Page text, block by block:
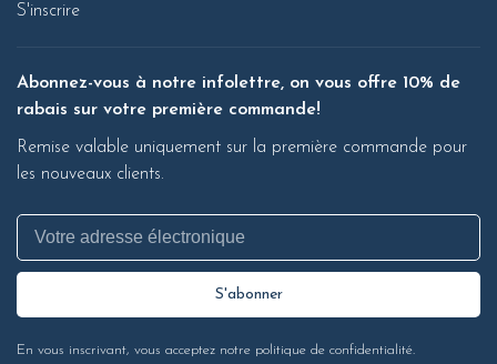
S'inscrire
Abonnez-vous à notre infolettre, on vous offre 10% de
rabais sur votre première commande!
Remise valable uniquement sur la première commande pour
les nouveaux clients.
S'abonner
En vous inscrivant, vous acceptez notre politique de confidentialité.